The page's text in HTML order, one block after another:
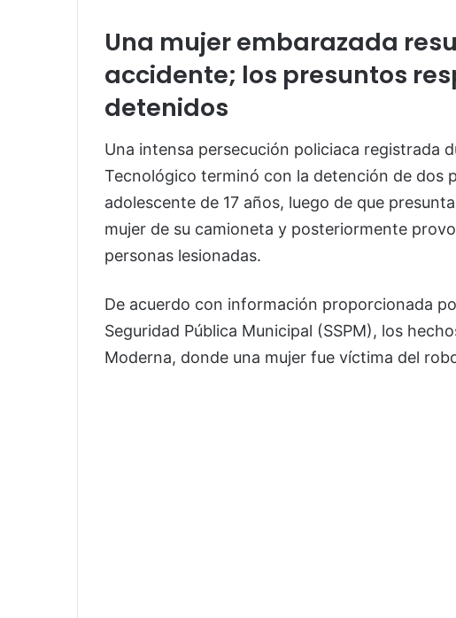
Una mujer embarazada
accidente; los presuntos
detenidos
Una intensa persecución policiaca registrada
Tecnológico terminó con la detención de dos
adolescente de 17 años, luego de que
mujer de su camioneta y posteriormente
personas lesionadas.
De acuerdo con información proporcionada
Seguridad Pública Municipal (SSPM), los
Moderna, donde una mujer fue víctima del